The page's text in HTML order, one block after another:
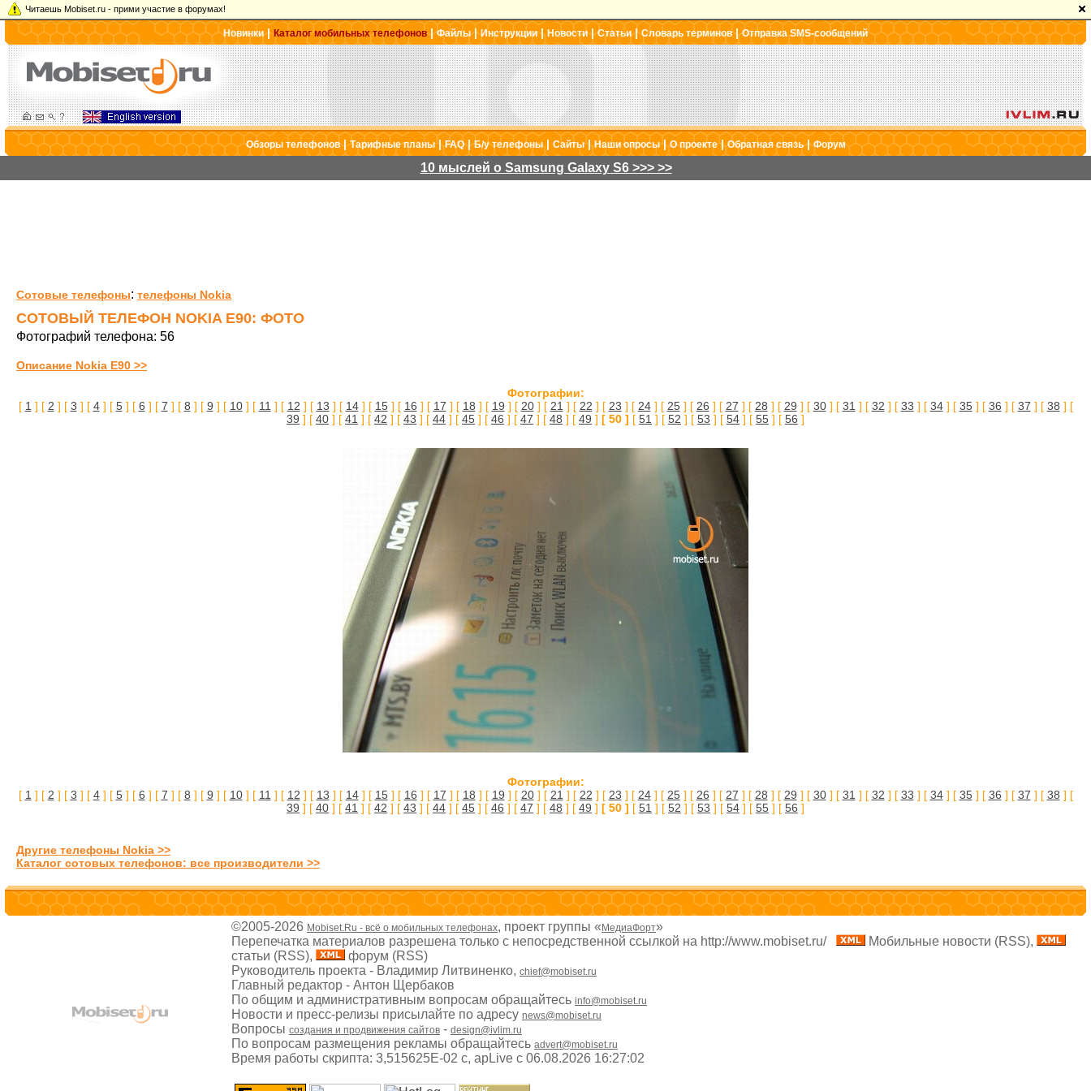
Читаешь Mobiset.ru - прими участие в форумах!
Новинки|Каталог мобильных телефонов|Файлы|Инструкции| Новости|Статьи|Словарь терминов|Отправка SMS-сообщений
Обзоры телефонов|Тарифные планы|FAQ|Б/у телефоны| Сайты|Наши опросы|О проекте|Обратная связь|Форум
10 мыслей о Samsung Galaxy S6 >>> >>
Сотовые телефоны: телефоны Nokia
СОТОВЫЙ ТЕЛЕФОН NOKIA E90: ФОТО
Фотографий телефона: 56
Описание Nokia E90 >>
Фотографии:
[ 1 ] [ 2 ] [ 3 ] [ 4] [ 5] [ 6 ] [ 7 ] [ 8 ] [ 9 ] [ 10] [ 11 ] [ 12 ] [ 13 ] [ 14] [ 15] [ 16 ] [ 17 ] [ 18 ] [ 19 ] [ 20] [ 21 ] [ 22 ] [ 23 ] [ 24] [ 25] [ 26 ] [ 27 ] [ 28 ] [ 29 ] [ 30] [ 31 ] [ 32 ] [ 33 ] [ 34] [ 35] [ 36 ] [ 37 ] [ 38 ] [
39 ] [ 40 ] [ 41 ] [ 42 ] [ 43 ] [ 44 ] [ 45 ] [ 46 ] [ 47 ] [ 48 ] [ 49 ] [ 50 ] [ 51 ] [ 52 ] [ 53 ] [ 54 ] [ 55 ] [ 56 ]
Фотографии:
[ 1 ] [ 2 ] [ 3 ] [ 4] [ 5] [ 6 ] [ 7 ] [ 8 ] [ 9 ] [ 10] [ 11 ] [ 12 ] [ 13 ] [ 14] [ 15] [ 16 ] [ 17 ] [ 18 ] [ 19 ] [ 20] [ 21 ] [ 22 ] [ 23 ] [ 24] [ 25] [ 26 ] [ 27 ] [ 28 ] [ 29 ] [ 30] [ 31 ] [ 32 ] [ 33 ] [ 34] [ 35] [ 36 ] [ 37 ] [ 38 ] [
39 ] [ 40 ] [ 41 ] [ 42 ] [ 43 ] [ 44 ] [ 45 ] [ 46 ] [ 47 ] [ 48 ] [ 49 ] [ 50 ] [ 51 ] [ 52 ] [ 53 ] [ 54 ] [ 55 ] [ 56 ]
Другие телефоны Nokia >>
Каталог сотовых телефонов: все производители >>
©2005-2026 Mobiset.Ru - всё о мобильных телефонах, проект группы « МедиаФорт»
Перепечатка материалов разрешена только с непосредственной ссылкой на http://www.mobiset.ru/
Мобильные новости (RSS),
статьи (RSS),
форум (RSS)
Руководитель проекта - Владимир Литвиненко, chief@mobiset.ru
Главный редактор - Антон Щербаков
По общим и административным вопросам обращайтесь info@mobiset.ru
Новости и пресс-релизы присылайте по адресу news@mobiset.ru
Вопросы создания и продвижения сайтов - design@ivlim.ru
По вопросам размещения рекламы обращайтесь advert@mobiset.ru
Время работы скрипта: 3,515625E-02 с, apLive c 06.08.2026 16:27:02